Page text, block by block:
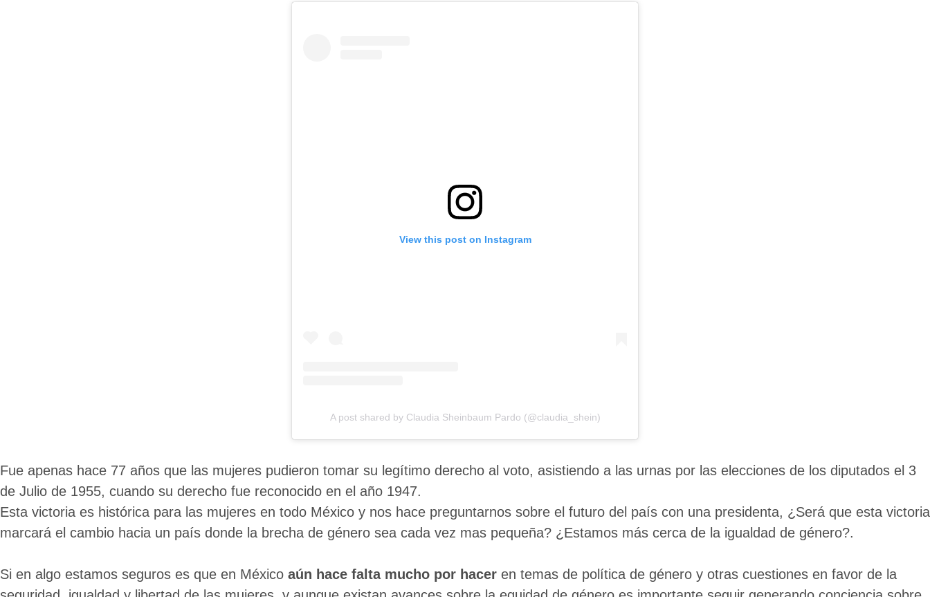
View this post on Instagram
A post shared by Claudia Sheinbaum Pardo (@claudia_shein)
Fue apenas hace 77 años que las mujeres pudieron tomar su legítimo derecho al voto, asistiendo a las urnas por las elecciones de los diputados el 3
de Julio de 1955, cuando su derecho fue reconocido en el año 1947.
Esta victoria es histórica para las mujeres en todo México y nos hace preguntarnos sobre el futuro del país con una presidenta, ¿Será que esta victoria
marcará el cambio hacia un país donde la brecha de género sea cada vez mas pequeña? ¿Estamos más cerca de la igualdad de género?.
Si en algo estamos seguros es que en México aún hace falta mucho por hacer en temas de política de género y otras cuestiones en favor de la